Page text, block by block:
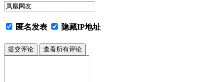
匿名发表 隐藏IP地址